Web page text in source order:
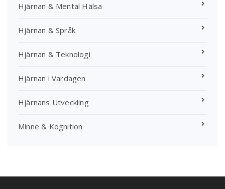
Hjärnan & Mental Hälsa
Hjärnan & Språk
Hjärnan & Teknologi
Hjärnan i Vardagen
Hjärnans Utveckling
Minne & Kognition